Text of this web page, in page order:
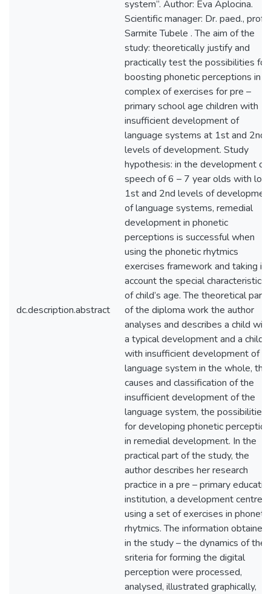
dc.description.abstract
system”. Author: Eva Aplocina.
Scientific manager: Dr. paed., prof.
Sarmite Tubele . The aim of the
study: theoretically justify and
practically test the possibilities for
boosting phonetic perceptions in a
complex of exercises for pre –
primary school age children with
insufficient development of
language systems at 1st and 2nd
levels of development. Study
hypothesis: in the development of
speech of 6 – 7 year olds with low
1st and 2nd levels of
of language systems, remedial
development in phonetic
perceptions is successful when
using the phonetic rhytmics
exercises framework and taking
account the special characteristics
of child’s age. The theoretical part
of the diploma work the author
analyses and describes a child with
a typical development and a child
with insufficient development of
language system in the whole, the
causes and classification of the
insufficient development of the
language system, the possibilities
for developing phonetic
in remedial development. In the
practical part of the study, the
author describes her research
practice in a pre – primary
institution, a development centre
using a set of exercises in phonetic
rhytmics. The information obtained
in the study – the dynamics of the
sriteria for forming the digital
perception were processed,
analysed, illustrated graphically,